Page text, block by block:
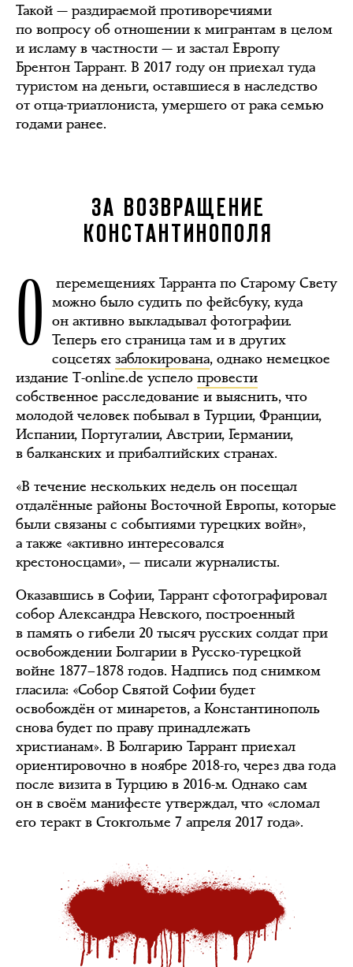
Такой — раздираемой противоречиями
по вопросу об отношении к мигрантам в целом
и исламу в частности — и застал Европу
Брентон Таррант. В 2017 году он приехал туда
туристом на деньги, оставшиеся в наследство
от отца-триатлониста, умершего от рака семью
годами ранее.
ЗА ВОЗВРАЩЕНИЕ
КОНСТАНТИНОПОЛЯ
О
перемещениях Тарранта по Старому Свету
можно было судить по фейсбуку, куда
он активно выкладывал фотографии.
Теперь его страница там и в других
соцсетях заблокирована, однако немецкое
издание T-online.de успело провести
собственное расследование и выяснить, что
молодой человек побывал в Турции, Франции,
Испании, Португалии, Австрии, Германии,
в балканских и прибалтийских странах.
«В течение нескольких недель он посещал
отдалённые районы Восточной Европы, которые
были связаны с событиями турецких войн»,
а также «активно интересовался
крестоносцами», — писали журналисты.
Оказавшись в Софии, Таррант сфотографировал
собор Александра Невского, построенный
в память о гибели 20 тысяч русских солдат при
освобождении Болгарии в Русско-турецкой
войне 1877–1878 годов. Надпись под снимком
гласила: «Собор Святой Софии будет
освобождён от минаретов, а Константинополь
снова будет по праву принадлежать
христианам». В Болгарию Таррант приехал
ориентировочно в ноябре 2018-го, через два года
после визита в Турцию в 2016-м. Однако сам
он в своём манифесте утверждал, что «сломал
его теракт в Стокгольме 7 апреля 2017 года».